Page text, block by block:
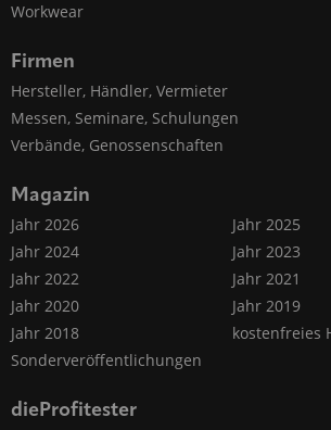
Workwear
Firmen
Hersteller, Händler, Vermieter
Messen, Seminare, Schulungen
Verbände, Genossenschaften
Magazin
Jahr 2026
Jahr 2025
Jahr 2024
Jahr 2023
Jahr 2022
Jahr 2021
Jahr 2020
Jahr 2019
Jahr 2018
kostenfreies
Sonderveröffentlichungen
dieProfitester